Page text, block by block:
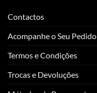
Contactos
Acompanhe o Seu Pedido
Termos e Condições
Trocas e Devoluções